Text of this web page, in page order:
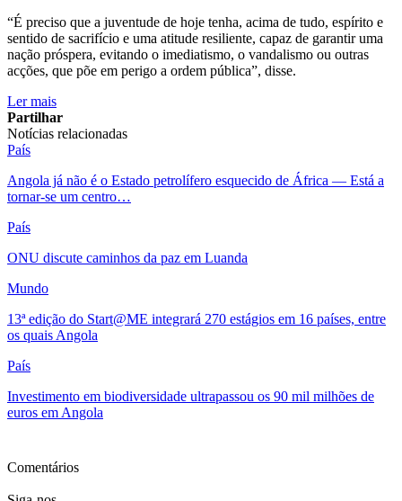
“É preciso que a juventude de hoje tenha, acima de tudo, espírito e
sentido de sacrifício e uma atitude resiliente, capaz de garantir uma
nação próspera, evitando o imediatismo, o vandalismo ou outras
acções, que põe em perigo a ordem pública”, disse.
Ler mais
Partilhar
Notícias relacionadas
País
Angola já não é o Estado petrolífero esquecido de África — Está a
tornar-se um centro…
País
ONU discute caminhos da paz em Luanda
Mundo
13ª edição do Start@ME integrará 270 estágios em 16 países, entre
os quais Angola
País
Investimento em biodiversidade ultrapassou os 90 mil milhões de
euros em Angola
Comentários